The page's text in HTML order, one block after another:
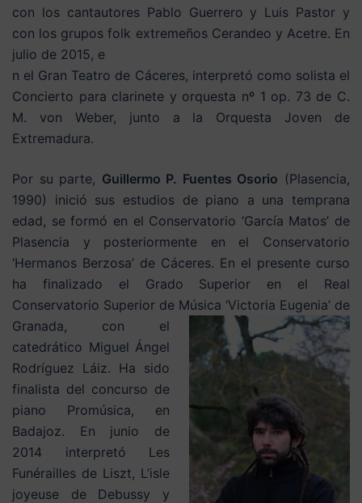
con los cantautores Pablo Guerrero y Luis Pastor y
con los grupos folk extremeños Cerandeo y Acetre. En
julio de 2015, e
n el Gran Teatro de Cáceres, interpretó como solista el
Concierto para clarinete y orquesta nº 1 op. 73 de C.
M. von Weber, junto a la Orquesta Joven de
Extremadura.
Por su parte, Guillermo P. Fuentes Osorio (Plasencia,
1990) inició sus estudios de piano a una temprana
edad, se formó en el Conservatorio ‘García Matos’ de
Plasencia y posteriormente en el Conservatorio
‘Hermanos Berzosa’ de Cáceres. En el presente curso
ha finalizado el Grado Superior en el Real
Conservatorio Superior de Música ‘Victoria Eugenia’ de
Granada, con el
catedrático Miguel Ángel
Rodríguez Láiz. Ha sido
finalista del concurso de
piano Promúsica, en
Badajoz. En junio de
2014 interpretó Les
Funérailles de Liszt, L’isle
joyeuse de Debussy y